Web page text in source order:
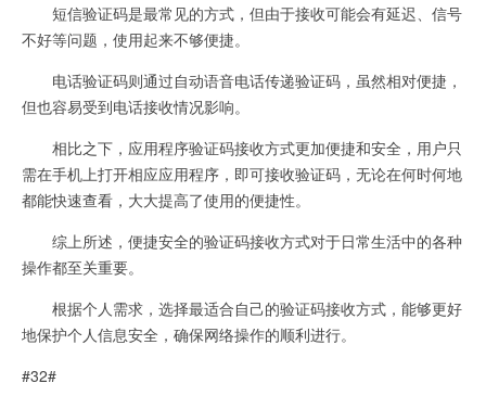
短信验证码是最常见的方式，但由于接收可能会有延迟、信号
不好等问题，使用起来不够便捷。
电话验证码则通过自动语音电话传递验证码，虽然相对便捷，
但也容易受到电话接收情况影响。
相比之下，应用程序验证码接收方式更加便捷和安全，用户只
需在手机上打开相应应用程序，即可接收验证码，无论在何时何地
都能快速查看，大大提高了使用的便捷性。
综上所述，便捷安全的验证码接收方式对于日常生活中的各种
操作都至关重要。
根据个人需求，选择最适合自己的验证码接收方式，能够更好
地保护个人信息安全，确保网络操作的顺利进行。
#32#